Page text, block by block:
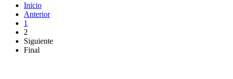
Inicio
Anterior
1
2
Siguiente
Final